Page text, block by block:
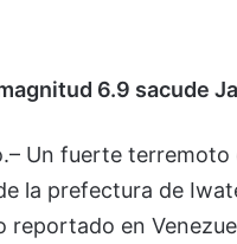
6.9 sacude
Un fuerte
la prefectura de
reportado en